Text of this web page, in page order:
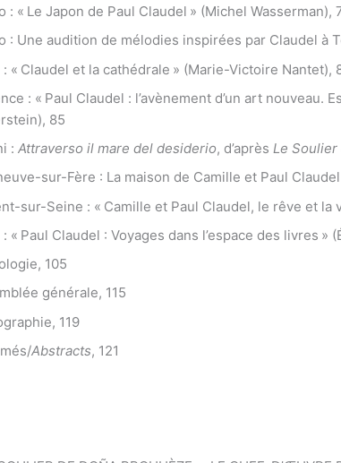
: « Le Japon de Paul Claudel » (Michel Wasserman),
: Une audition de mélodies inspirées par Claudel à
: « Claudel et la cathédrale » (Marie-Victoire Nantet),
: « Paul Claudel : l’avènement d’un art nouveau.
85
: Attraverso il mare del desiderio, d’après Le Soulier
sur-Fère : La maison de Camille et Paul
sur-Seine : « Camille et Paul Claudel, le rêve et la
: « Paul Claudel : Voyages dans l’espace des livres »
105
générale, 115
119
Abstracts, 121